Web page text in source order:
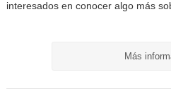
interesados en conocer algo más
Más